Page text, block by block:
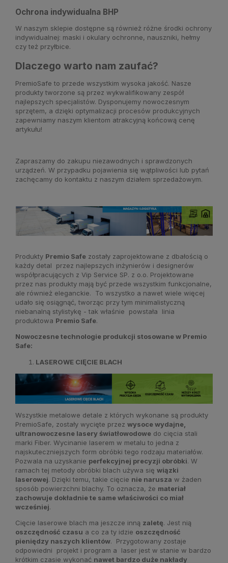
Ochrona indywidualna BHP
W naszym sklepie dostępne są również różne środki ochrony
indywidualnej: maski i okulary ochronne, nauszniki, hełmy
czy też przyłbice.
Dlaczego warto nam zaufać?
PremioSafe to przede wszystkim wysoka jakość. Nasze
produkty tworzone są przez wykwalifikowany zespół
najlepszych specjalistów. Dysponujemy nowoczesnym
sprzętem, a dzięki optymalizacji procesów produkcyjnych
zapewniamy naszym klientom atrakcyjną końcową cenę
artykułu!
Zapraszamy do zakupu niezawodnych i sprawdzonych
urządzeń. W przypadku pojawienia się wątpliwości lub pytań
zachęcamy do kontaktu z naszym działem sprzedażowym.
Produkty Premio Safe zostały zaprojektowane z dbałością o
każdy detal przez najlepszych inżynierów i designerów
współpracujących z Vip Service SP. z o.o. Projektowane
przez nas produkty mają być przede wszystkim funkcjonalne,
ale również eleganckie. To wszystko a nawet wiele więcej
udało się osiągnąć, tworząc przy tym minimalistyczną
niebanalną stylistykę - tak właśnie powstała linia
produktowa Premio Safe.
Nowoczesne technologie produkcji stosowane w Premio
Safe:
LASEROWE CIĘCIE BLACH
Wszystkie metalowe detale z których wykonane są produkty
PremioSafe, zostały wycięte przez wysoce wydajne,
ultranowoczesne lasery światłowodowe do cięcia stali
marki Fiber. Wycinanie laserem w metalu to jedna z
najskuteczniejszych form obróbki tego rodzaju materiałów.
Pozwala na uzyskanie perfekcyjnej precyzji obróbki. W
ramach tej metody obróbki blach używa się wiązki
laserowej. Dzięki temu, takie cięcie nie narusza w żaden
sposób powierzchni blachy. To oznacza, że materiał
zachowuje dokładnie te same właściwości co miał
wcześniej.
Cięcie laserowe blach ma jeszcze inną zaletę. Jest nią
oszczędność czasu a co za ty idzie oszczędność
pieniędzy naszych klientów. Przygotowany zostaje
odpowiedni projekt i program a laser jest w stanie w bardzo
krótkim czasie wykonać nawet bardzo duże nakłady